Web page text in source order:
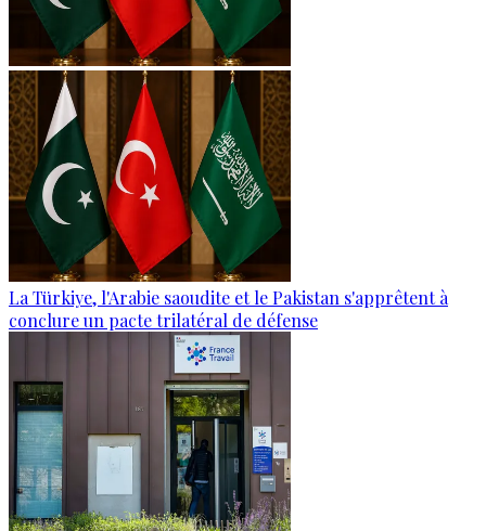
La Türkiye, l'Arabie saoudite et le Pakistan s'apprêtent à
conclure un pacte trilatéral de défense